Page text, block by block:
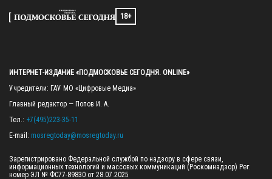
18+
ИНТЕРНЕТ-ИЗДАНИЕ «ПОДМОСКОВЬЕ СЕГОДНЯ. ONLINE»
Учредители: ГАУ МО «Цифровые Медиа»
Главный редактор — Попов И. А.
Тел.: +7(495)223-35-11
E-mail: mosregtoday@mosregtoday.ru
Зарегистрировано Федеральной службой по надзору в сфере связи,
информационных технологий и массовых коммуникаций (Роскомнадзор) Рег.
номер ЭЛ № ФС77-89830 от 28.07.2025